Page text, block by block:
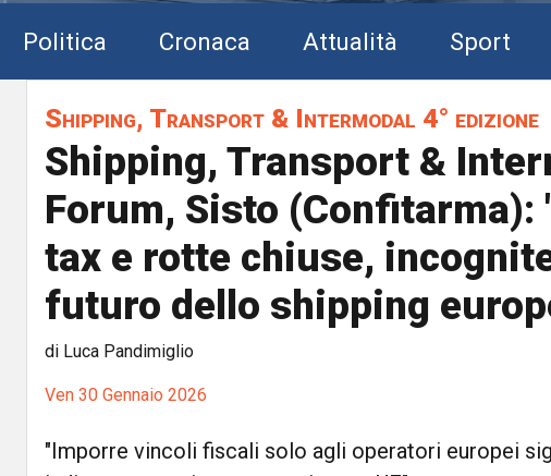
Politica Cronaca Attualità Sport
Shipping, Transport & Intermodal 4° edizione
Shipping, Transport &
Forum, Sisto (Confitarma):
tax e rotte chiuse,
futuro dello shipping
di Luca Pandimiglio
Ven 30 Gennaio 2026
"Imporre vincoli fiscali solo agli operatori europei